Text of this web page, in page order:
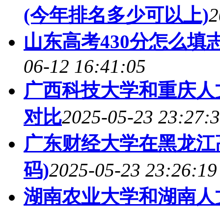
(今年排名多少可以上)
山东高考430分怎么填
06-12 16:41:05
广西科技大学和重庆
对比2025-05-23
广东财经大学在黑龙
码)2025-05-23 23:26:19
湖南农业大学和湖南